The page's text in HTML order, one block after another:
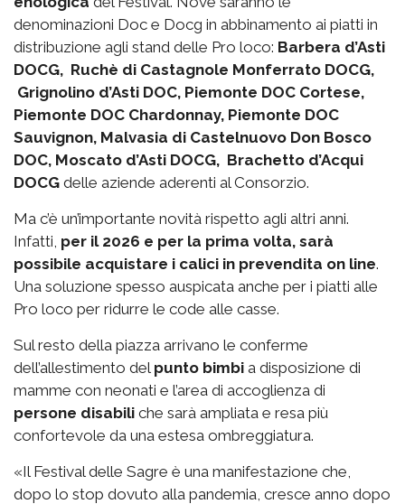
denominazioni Doc e Docg in abbinamento ai piatti in
distribuzione agli stand delle Pro loco: Barbera d’Asti
DOCG, Ruchè di Castagnole Monferrato DOCG,
Grignolino d’Asti DOC, Piemonte DOC Cortese,
Piemonte DOC Chardonnay, Piemonte DOC
Sauvignon, Malvasia di Castelnuovo Don Bosco
DOC, Moscato d’Asti DOCG, Brachetto d’Acqui
DOCG delle aziende aderenti al Consorzio.
Ma c’è un’importante novità rispetto agli altri anni.
Infatti, per il 2026 e per la prima volta, sarà
possibile acquistare i calici in prevendita on line.
Una soluzione spesso auspicata anche per i piatti alle
Pro loco per ridurre le code alle casse.
Sul resto della piazza arrivano le conferme
dell’allestimento del punto bimbi a disposizione di
mamme con neonati e l’area di accoglienza di
persone disabili che sarà ampliata e resa più
confortevole da una estesa ombreggiatura.
«Il Festival delle Sagre è una manifestazione che,
dopo lo stop dovuto alla pandemia, cresce anno dopo